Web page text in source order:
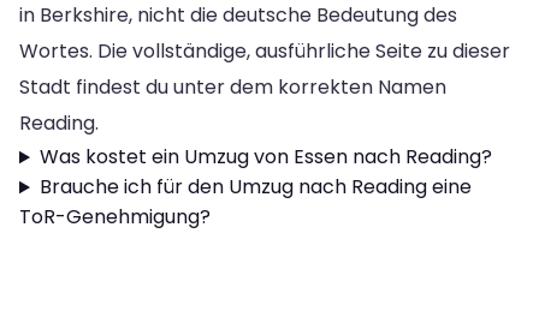
in Berkshire, nicht die deutsche Bedeutung des
Wortes. Die vollständige, ausführliche Seite zu dieser
Stadt findest du unter dem korrekten Namen
Reading.
Was kostet ein Umzug von Essen nach Reading?
Brauche ich für den Umzug nach Reading eine
ToR-Genehmigung?